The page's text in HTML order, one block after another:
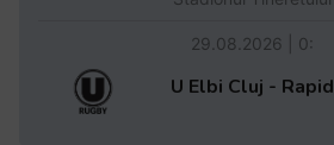
29.08.2026 | 0:
U Elbi Cluj - Rapid